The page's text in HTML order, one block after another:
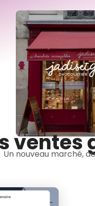
ventes
Un nouveau marché,